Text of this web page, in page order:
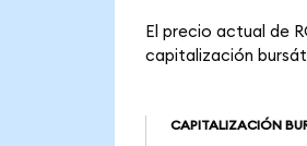
El precio actual de
capitalización
CAPITALIZACIÓN